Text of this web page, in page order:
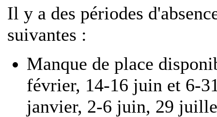
Il y a des périodes
suivantes :
Manque de place
février, 14-16 juin et 6-
janvier, 2-6 juin, 29